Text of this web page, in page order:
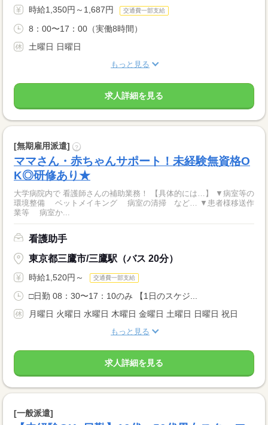
時給1,350円～1,687円 交通費一部支給
8：00〜17：00（実働8時間）
土曜日 日曜日
もっと見る
求人詳細を見る
[無期雇用派遣] ?
ママさん・赤ちゃんサポート！未経験無資格O
K◎研修あり★
大学病院内で 看護師さんの補助業務！ 【具体的には…】 ▼病室等の
環境整備 ベットメイキング 病室の清掃 など… ▼患者様移送作
業等 病室か...
看護助手
東京都三鷹市/三鷹駅（バス 20分）
時給1,520円～ 交通費一部支給
□日勤 08：30〜17：10のみ 【1日のスケジ...
月曜日 火曜日 水曜日 木曜日 金曜日 土曜日 日曜日 祝日
もっと見る
求人詳細を見る
[一般派遣]